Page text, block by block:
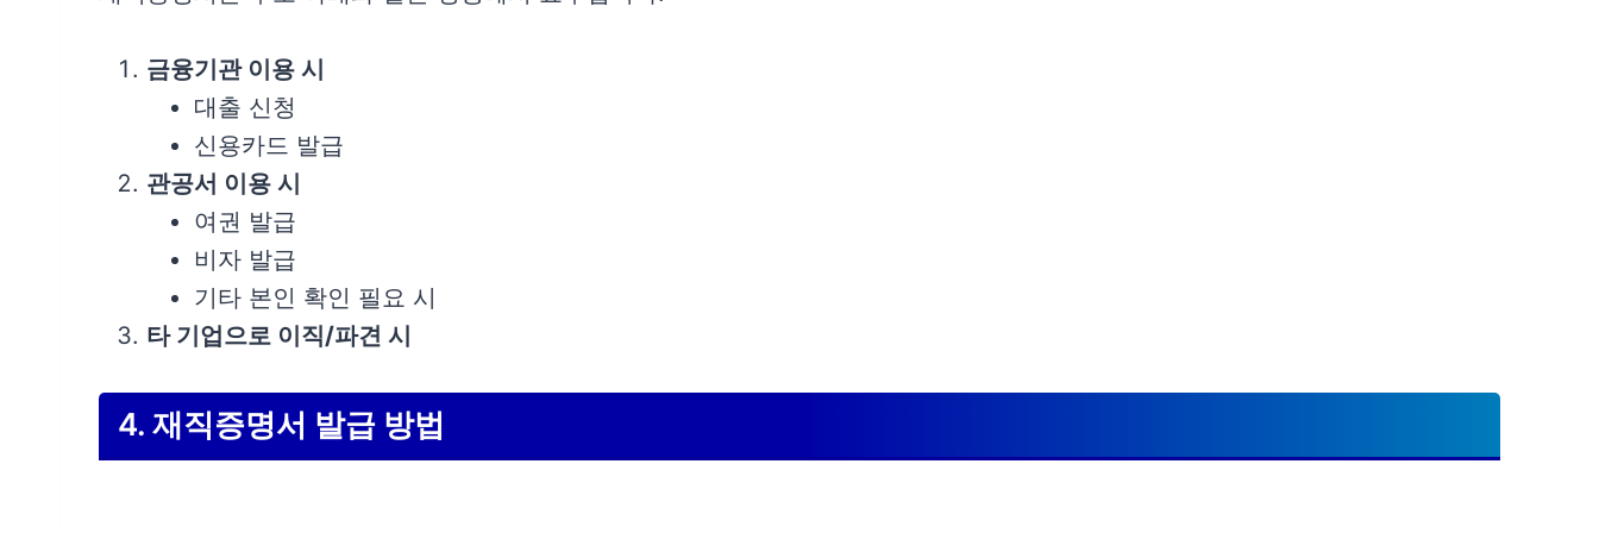
금융기관 이용 시
대출 신청
신용카드 발급
관공서 이용 시
여권 발급
비자 발급
기타 본인 확인 필요 시
타 기업으로 이직/파견 시
4. 재직증명서 발급 방법